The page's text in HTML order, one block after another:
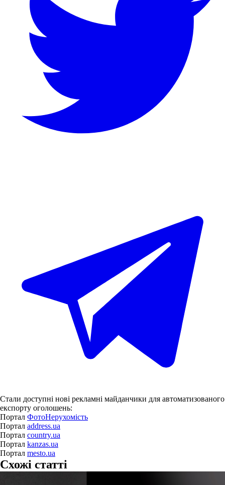
Стали доступні нові рекламні майданчики для автоматизованого
експорту оголошень:
Портал ФотоНерухомість
Портал address.ua
Портал country.ua
Портал kanzas.ua
Портал mesto.ua
Схожі статті